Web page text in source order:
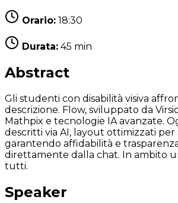
Orario: 18:30
Durata: 45 min
Abstract
Gli studenti con disabilità visiva
descrizione. Flow, sviluppato da
Mathpix e tecnologie IA avanzate.
descritti via AI, layout ottimizzati
garantendo affidabilità e
direttamente dalla chat. In ambito
tutti.
Speaker